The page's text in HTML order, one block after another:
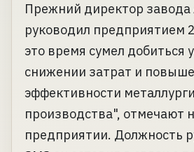
Прежний директор
руководил предприятием
это время сумел добиться
снижении затрат и
эффективности
производства", отмечают
предприятии. Должность